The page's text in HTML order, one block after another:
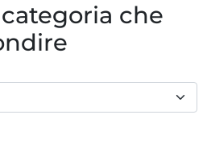
che